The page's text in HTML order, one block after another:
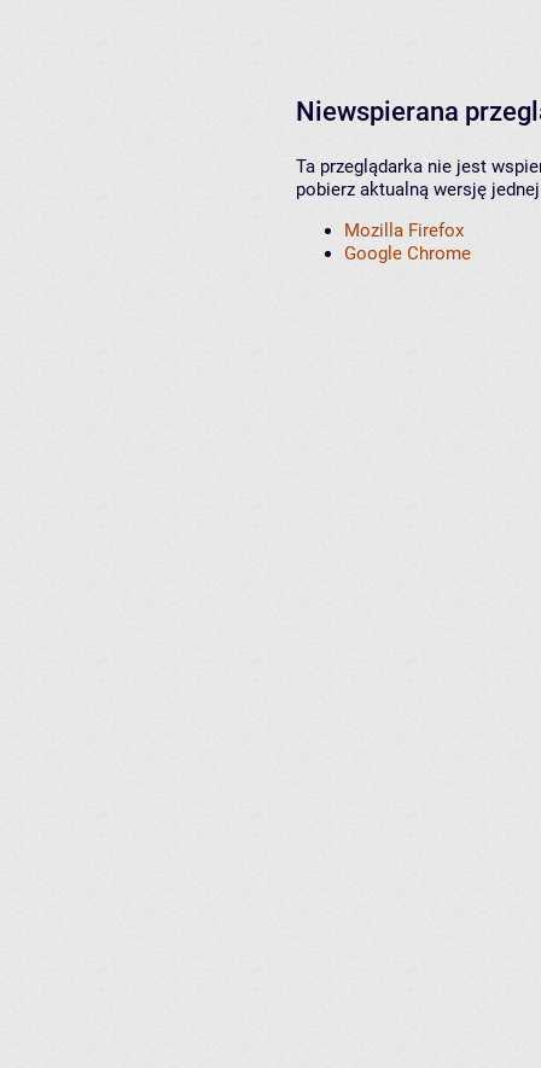
Niewspierana
Ta przeglądarka nie jest
pobierz aktualną wersję
Mozilla Firefox
Google Chrome